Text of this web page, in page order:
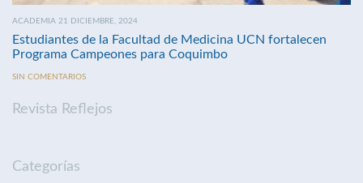
ACADEMIA 21 DICIEMBRE, 2024
Estudiantes de la Facultad de Medicina UCN fortalecen
Programa Campeones para Coquimbo
SIN COMENTARIOS
Revista Reflejos
Categorías